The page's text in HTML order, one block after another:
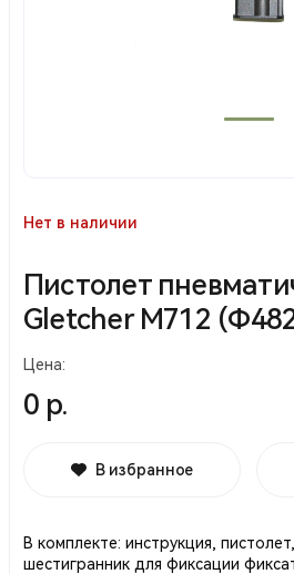
Нет в наличии
Пистолет
Gletcher M712
Цена:
0 р.
В избранное
В комплекте: инструкция,
шестигранник для фиксации